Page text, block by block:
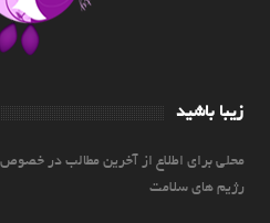
زیبا باشید
محلی برای اطلاع از آخرین مطالب در
رژیم های سلامت